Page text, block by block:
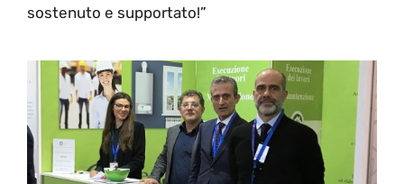
sostenuto e supportato!”